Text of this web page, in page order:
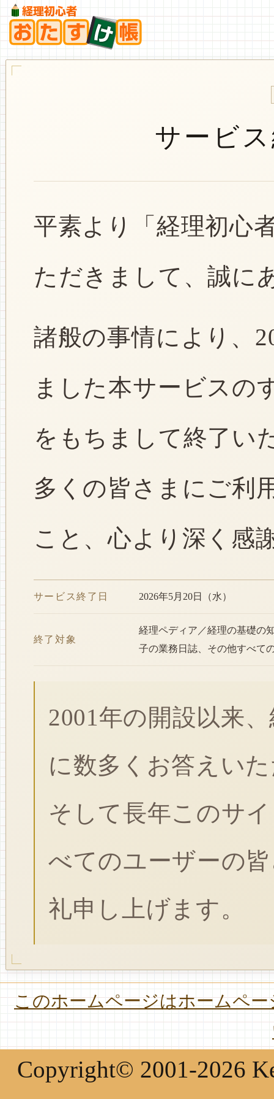
サービ
平素より「経理初心
ただきまして、誠に
諸般の事情により、
ました本サービスの
をもちまして終了い
多くの皆さまにご利
こと、心より深く感
サービス終了日 2026年5月20日（水）
終了対象
経理ペディア／経理の基礎の
子の業務日誌、その他すべて
2001年の開設以来
に数多くお答えい
そして長年このサ
べてのユーザーの
礼申し上げます。
このホームページはホームペ
Copyright© 2001-2026